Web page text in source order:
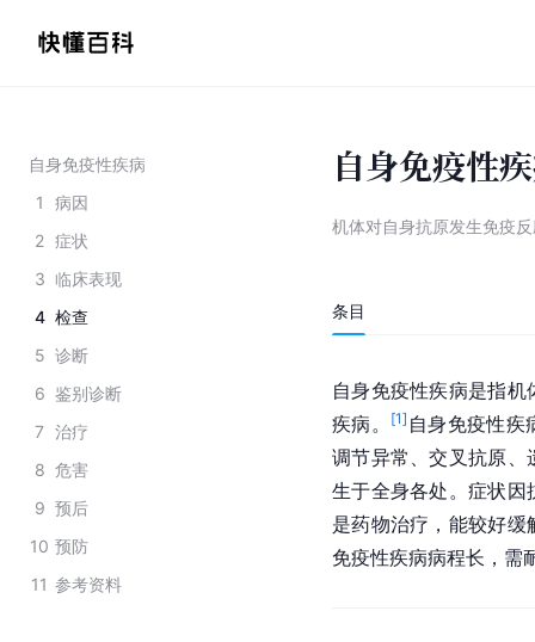
自身免疫性疾病
1
病因
2 症状
3 临床表现
4 检查
5 诊断
6 鉴别诊断
7 治疗
8 危害
9 预后
10 预防
11 参考资料
自身免疫性
机体对自身抗原发生免疫
条目
自身免疫性疾病是指
疾病。
[1] 自身免疫性疾
调节异常、交叉抗原、
生于全身各处。症状因
是药物治疗，能较好
免疫性疾病病程长，需